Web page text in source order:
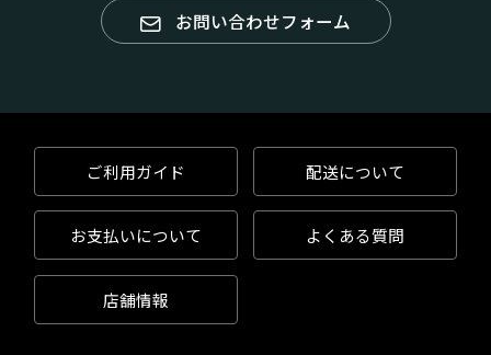
お問い合わせフォーム
ご利用ガイド 配送について
お支払いについて よくある質問
店舗情報